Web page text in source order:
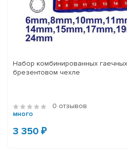
Набор комбинированных
брезентовом чехле
0 отзывов
много
3 350 ₽